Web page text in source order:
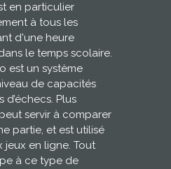
en particulier
à tous les
d'une heure
le temps scolaire.
est un système
de capacités
d’échecs. Plus
servir à comparer
partie, et est utilisé
jeux en ligne. Tout
à ce type de